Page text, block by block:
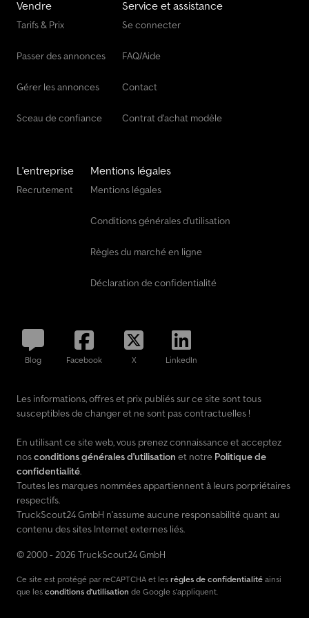
Vendre
Tarifs & Prix
Passer des annonces
Gérer les annonces
Sceau de confiance
Service et assistance
Se connecter
FAQ/Aide
Contact
Contrat d'achat modèle
L'entreprise
Recrutement
Mentions légales
Mentions légales
Conditions générales d'utilisation
Règles du marché en ligne
Déclaration de confidentialité
Blog Facebook X LinkedIn
Les informations, offres et prix publiés sur ce site sont tous
susceptibles de changer et ne sont pas contractuelles !
En utilisant ce site web, vous prenez connaissance et acceptez
nosconditions générales d'utilisation et notre Politique de
confidentialité.
Toutes les marques nommées appartiennent à leurs porpriétaires
respectifs.
TruckScout24 GmbH n'assume aucune responsabilité quant au
contenu des sites Internet externes liés.
© 2000 - 2026 TruckScout24 GmbH
Ce site est protégé par reCAPTCHA et les règles de confidentialité ainsi
que les conditions d'utilisation de Google s'appliquent.